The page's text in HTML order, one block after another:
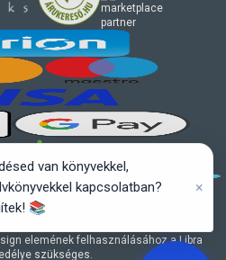
jog fenntartva.
elemének felhasználásához a Libra
szükséges.
marketplace
partner
van könyvekkel,
kapcsolatban?
📚
×